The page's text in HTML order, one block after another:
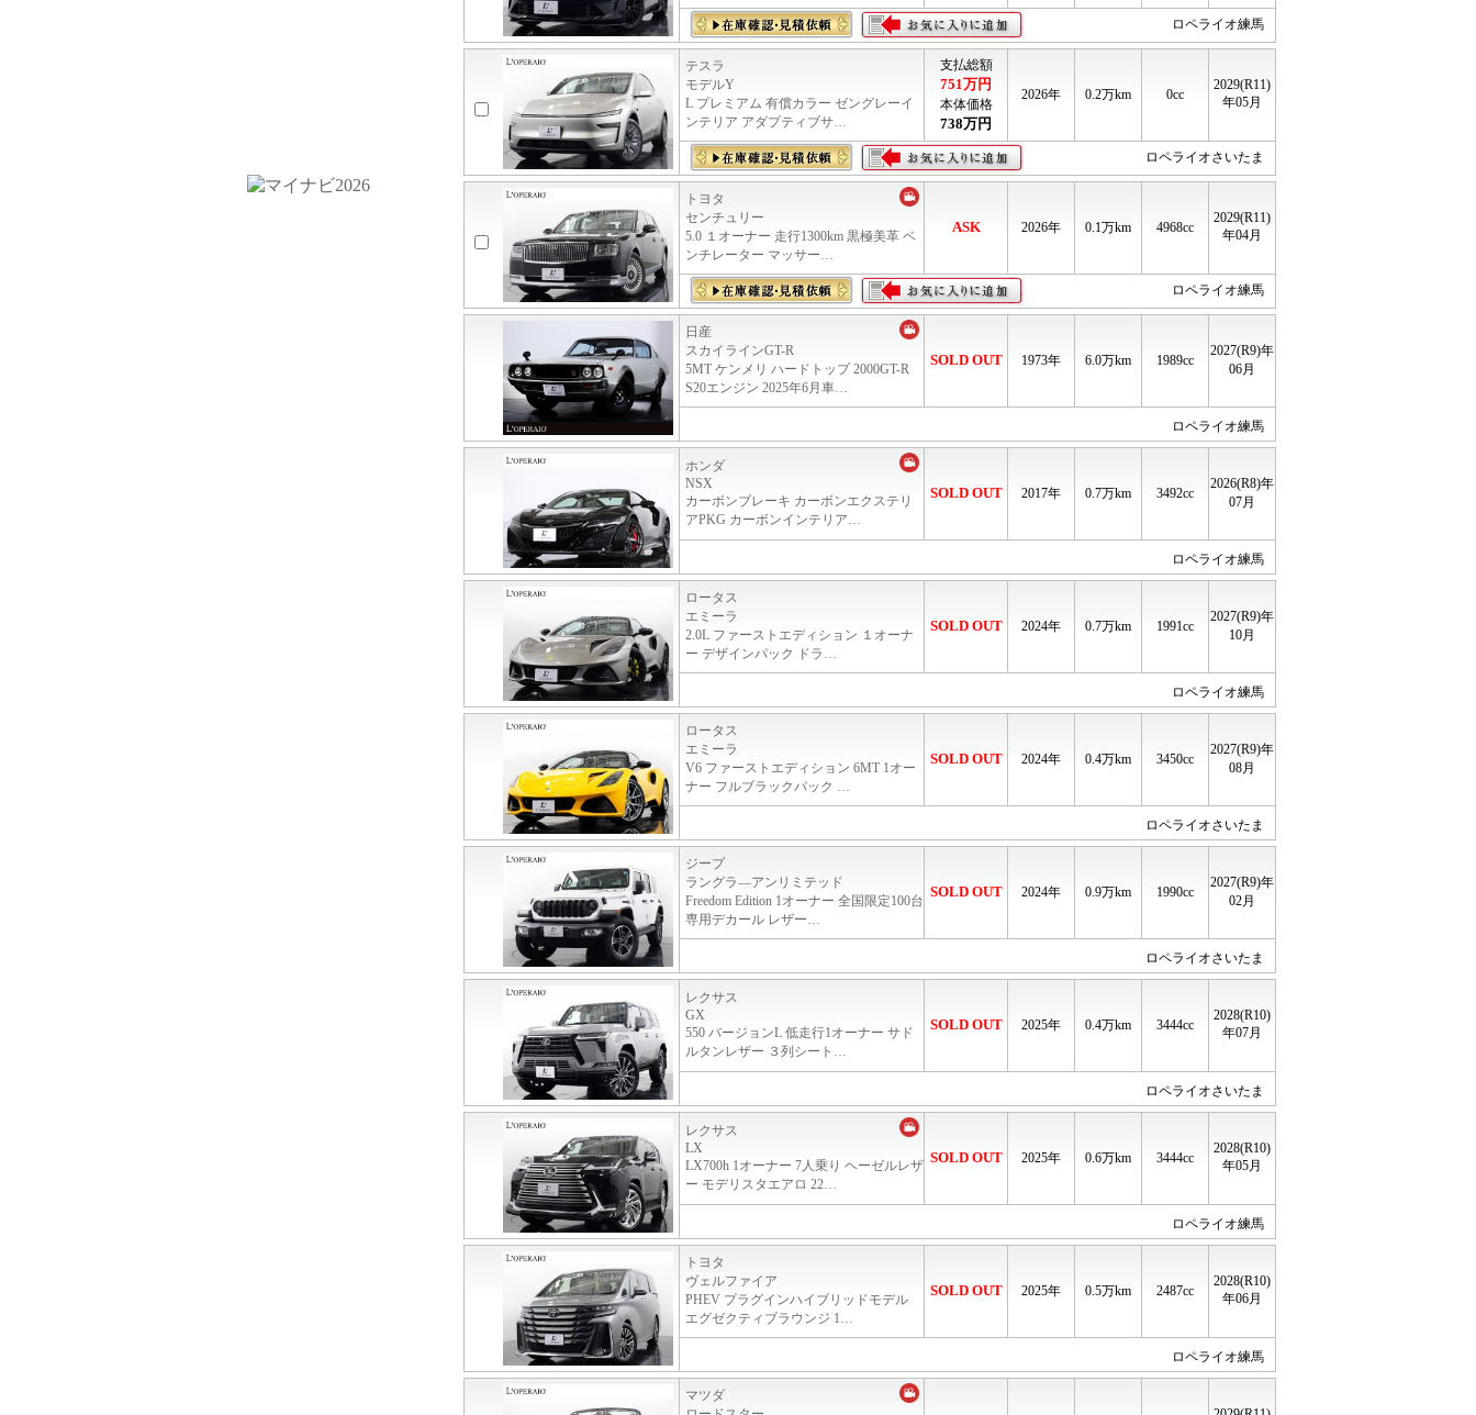
ロペライオ練馬
テスラ
モデルY
L プレミアム 有償カラー ゼングレーイ
ンテリア アダプティブサ…
支払総額
751万円
本体価格
738万円
2026年 0.2万km 0cc
2029(R11)
年05月
ロペライオさいたま
トヨタ
センチュリー
5.0 １オーナー 走行1300km 黒極美革 ベ
ンチレーター マッサー…
ASK 2026年 0.1万km 4968cc
2029(R11)
年04月
ロペライオ練馬
日産
スカイラインGT-R
5MT ケンメリ ハードトップ 2000GT-R
S20エンジン 2025年6月車…
SOLD OUT 1973年 6.0万km 1989cc
2027(R9)年
06月
ロペライオ練馬
ホンダ
NSX
カーボンブレーキ カーボンエクステリ
アPKG カーボンインテリア…
SOLD OUT 2017年 0.7万km 3492cc
2026(R8)年
07月
ロペライオ練馬
ロータス
エミーラ
2.0L ファーストエディション １オーナ
ー デザインパック ドラ…
SOLD OUT 2024年 0.7万km 1991cc
2027(R9)年
10月
ロペライオ練馬
ロータス
エミーラ
V6 ファーストエディション 6MT 1オー
ナー フルブラックパック …
SOLD OUT 2024年 0.4万km 3450cc
2027(R9)年
08月
ロペライオさいたま
ジープ
ラングラ―アンリミテッド
Freedom Edition 1オーナー 全国限定100台
専用デカール レザー…
SOLD OUT 2024年 0.9万km 1990cc
2027(R9)年
02月
ロペライオさいたま
レクサス
GX
550 バージョンL 低走行1オーナー サド
ルタンレザー ３列シート…
SOLD OUT 2025年 0.4万km 3444cc
2028(R10)
年07月
ロペライオさいたま
レクサス
LX
LX700h 1オーナー 7人乗り ヘーゼルレザ
ー モデリスタエアロ 22…
SOLD OUT 2025年 0.6万km 3444cc
2028(R10)
年05月
ロペライオ練馬
トヨタ
ヴェルファイア
PHEV プラグインハイブリッドモデル
エグゼクティブラウンジ 1…
SOLD OUT 2025年 0.5万km 2487cc
2028(R10)
年06月
ロペライオ練馬
マツダ